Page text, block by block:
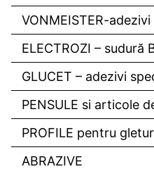
VONMEISTER-
ELECTROZI – sudură
GLUCET – adezivi
PENSULE si articole
PROFILE pentru
ABRAZIVE